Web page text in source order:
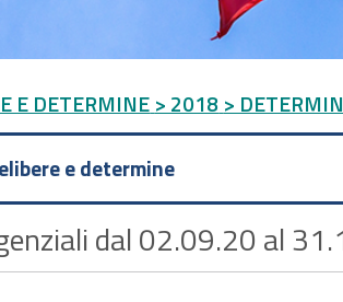
E DETERMINE > 2018 >
e determine
dal 02.09.20 al